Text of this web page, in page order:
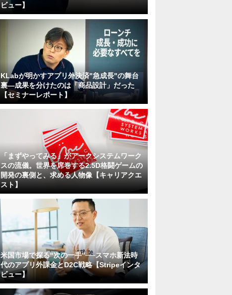
ビュー】
KLabが明かすアプリ外決済"急成長"の舞台
裏―成果を分けたのは「商品設計」だった
【セミナーレポート】
「まずやってみる」がアークシステムワーク
スの流儀。世界を席巻する2.5D格闘ゲームの
開発の裏側と、求める人物像【キャリアクエ
スト】
米国市場で探る“次の一手”──スマホ新法時
代のアプリ外課金とD2C戦略【Stripeインタ
ビュー】